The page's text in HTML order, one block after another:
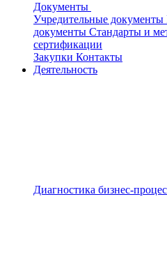
Документы
Учредительные документы
документы Стандарты и
сертификации
Закупки Контакты
Деятельность
Диагностика бизнес-